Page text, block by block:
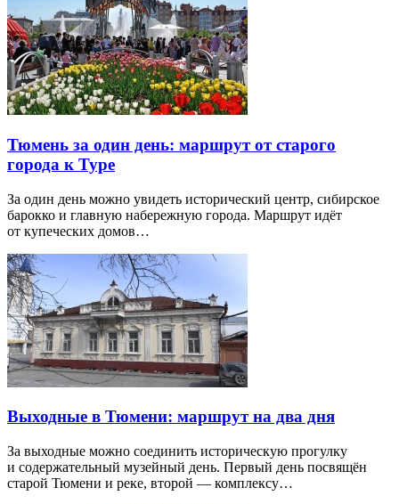
Тюмень за один день: маршрут от старого
города к Туре
За один день можно увидеть исторический центр, сибирское
барокко и главную набережную города. Маршрут идёт
от купеческих домов…
Выходные в Тюмени: маршрут на два дня
За выходные можно соединить историческую прогулку
и содержательный музейный день. Первый день посвящён
старой Тюмени и реке, второй — комплексу…